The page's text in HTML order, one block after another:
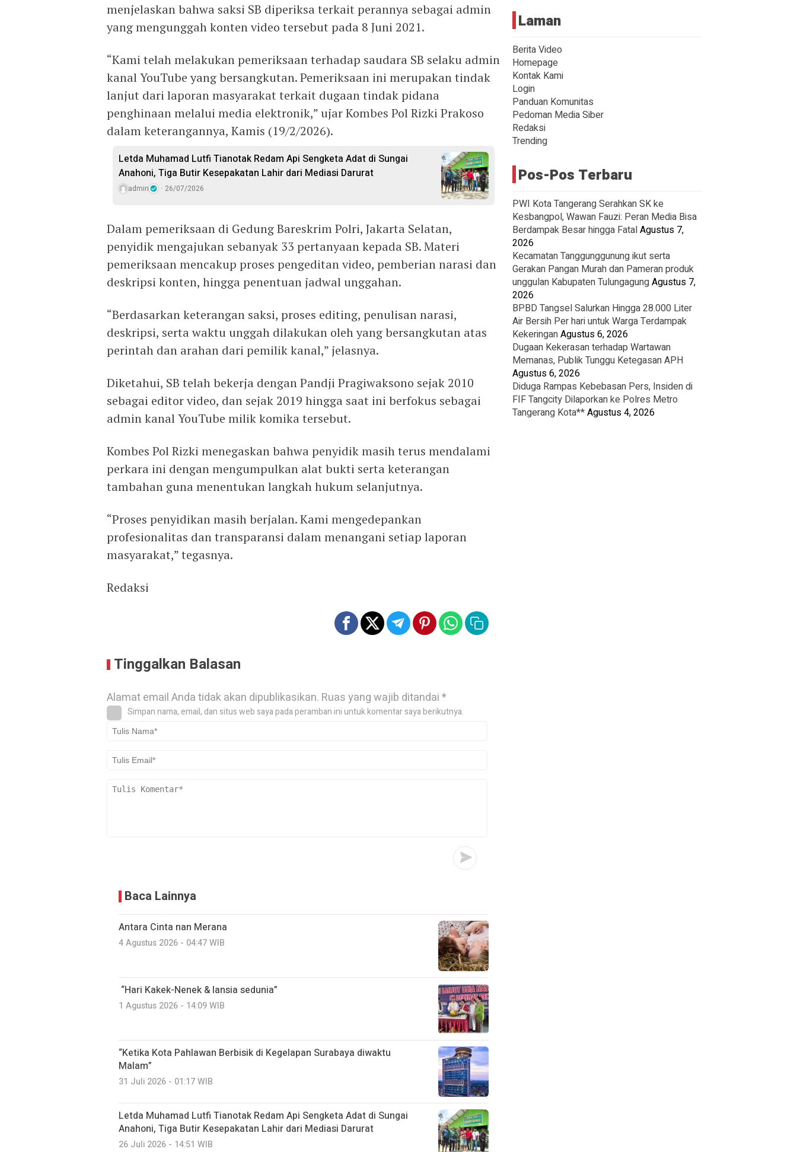
menjelaskan bahwa saksi SB diperiksa terkait perannya sebagai admin
yang mengunggah konten video tersebut pada 8 Juni 2021.
“Kami telah melakukan pemeriksaan terhadap saudara SB selaku admin
kanal YouTube yang bersangkutan. Pemeriksaan ini merupakan tindak
lanjut dari laporan masyarakat terkait dugaan tindak pidana
penghinaan melalui media elektronik,” ujar Kombes Pol Rizki Prakoso
dalam keterangannya, Kamis (19/2/2026).
Letda Muhamad Lutfi Tianotak Redam Api Sengketa Adat di Sungai
Anahoni, Tiga Butir Kesepakatan Lahir dari Mediasi Darurat
admin 26/07/2026
Dalam pemeriksaan di Gedung Bareskrim Polri, Jakarta Selatan,
penyidik mengajukan sebanyak 33 pertanyaan kepada SB. Materi
pemeriksaan mencakup proses pengeditan video, pemberian narasi dan
deskripsi konten, hingga penentuan jadwal unggahan.
“Berdasarkan keterangan saksi, proses editing, penulisan narasi,
deskripsi, serta waktu unggah dilakukan oleh yang bersangkutan atas
perintah dan arahan dari pemilik kanal,” jelasnya.
Diketahui, SB telah bekerja dengan Pandji Pragiwaksono sejak 2010
sebagai editor video, dan sejak 2019 hingga saat ini berfokus sebagai
admin kanal YouTube milik komika tersebut.
Kombes Pol Rizki menegaskan bahwa penyidik masih terus mendalami
perkara ini dengan mengumpulkan alat bukti serta keterangan
tambahan guna menentukan langkah hukum selanjutnya.
“Proses penyidikan masih berjalan. Kami mengedepankan
profesionalitas dan transparansi dalam menangani setiap laporan
masyarakat,” tegasnya.
Redaksi
Tinggalkan Balasan
Alamat email Anda tidak akan dipublikasikan. Ruas yang wajib ditandai*
Simpan nama, email, dan situs web saya pada peramban ini untuk komentar saya berikutnya.
Baca Lainnya
Antara Cinta nan Merana
4 Agustus 2026 - 04:47 WIB
“Hari Kakek-Nenek & lansia sedunia”
1 Agustus 2026 - 14:09 WIB
“Ketika Kota Pahlawan Berbisik di Kegelapan Surabaya diwaktu
Malam”
31 Juli 2026 - 01:17 WIB
Letda Muhamad Lutfi Tianotak Redam Api Sengketa Adat di Sungai
Anahoni, Tiga Butir Kesepakatan Lahir dari Mediasi Darurat
26 Juli 2026 - 14:51 WIB
Laman
Berita Video
Homepage
Kontak Kami
Login
Panduan Komunitas
Pedoman Media Siber
Redaksi
Trending
Pos-Pos Terbaru
PWI Kota Tangerang Serahkan SK ke
Kesbangpol, Wawan Fauzi: Peran Media Bisa
Berdampak Besar hingga FatalAgustus 7,
2026
Kecamatan Tanggunggunung ikut serta
Gerakan Pangan Murah dan Pameran produk
unggulan Kabupaten TulungagungAgustus 7,
2026
BPBD Tangsel Salurkan Hingga 28.000 Liter
Air Bersih Per hari untuk Warga Terdampak
KekeringanAgustus 6, 2026
Dugaan Kekerasan terhadap Wartawan
Memanas, Publik Tunggu Ketegasan APH
Agustus 6, 2026
Diduga Rampas Kebebasan Pers, Insiden di
FIF Tangcity Dilaporkan ke Polres Metro
Tangerang Kota**Agustus 4, 2026